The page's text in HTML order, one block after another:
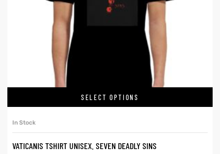
SELECT OPTIONS
In Stock
VATICANIS TSHIRT UNISEX. SEVEN DEADLY SINS